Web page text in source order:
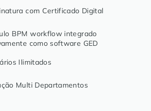
com Certificado Digital
BPM workflow integrado
como software GED
Ilimitados
Multi Departamentos